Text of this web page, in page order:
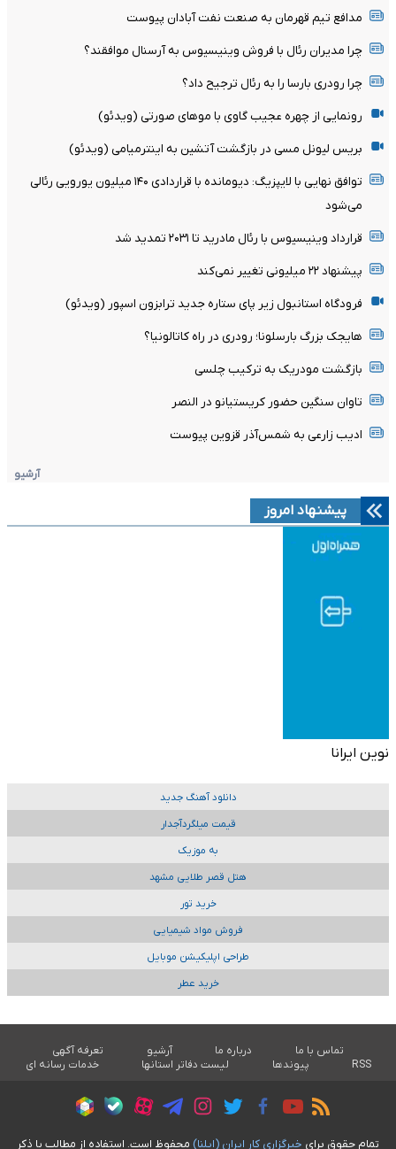
مدافع تیم قهرمان به صنعت نفت آبادان پیوست
چرا مدیران رئال با فروش وینیسیوس به آرسنال موافقند؟
چرا رودری بارسا را به رئال ترجیح داد؟
رونمایی از چهره عجیب گاوی با موهای صورتی (ویدئو)
بریس لیونل مسی در بازگشت آتشین به اینترمیامی (ویدئو)
توافق نهایی با لایپزیگ: دیومانده با قراردادی ۱۴۰ میلیون یورویی رئالی
می‌شود
قرارداد وینیسیوس با رئال مادرید تا ۲۰۳۱ تمدید شد
پیشنهاد ۲۲ میلیونی تغییر نمی‌کند
فرودگاه استانبول زیر پای ستاره جدید ترابزون اسپور (ویدئو)
هایجک بزرگ بارسلونا؛ رودری در راه کاتالونیا؟
بازگشت مودریک به ترکیب چلسی
تاوان سنگین حضور کریستیانو در النصر
ادیب زارعی به شمس‌آذر قزوین پیوست
آرشیو
پیشنهاد امروز
نوین ایرانا
دانلود آهنگ جدید
قیمت میلگردآجدار
به موزیک
هتل قصر طلایی مشهد
خرید تور
فروش مواد شیمیایی
طراحی اپلیکیشن موبایل
خرید عطر
تماس با ما درباره ما آرشیو
تعرفه آگهی
RSS
پیوندها لیست دفاتر استانها خدمات رسانه ای
تمام حقوق برای خبرگزاری کار ايران (ايلنا) محفوظ است. استفاده از مطالب با ذکر